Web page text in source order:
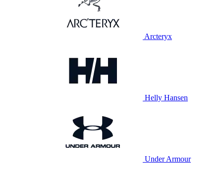
Arcteryx
Helly Hansen
Under Armour